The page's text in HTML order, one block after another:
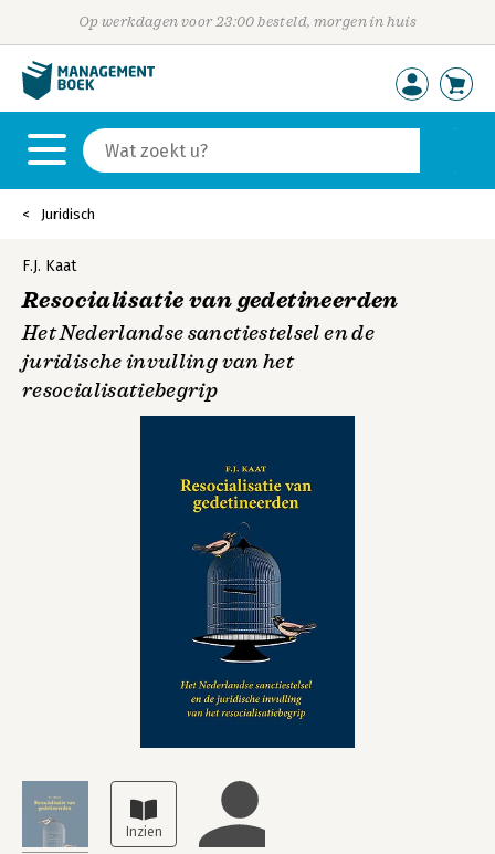
Op werkdagen voor 23:00 besteld, morgen in huis
Juridisch
F.J. Kaat
Resocialisatie van gedetineerden
Het Nederlandse sanctiestelsel en de
juridische invulling van het
resocialisatiebegrip